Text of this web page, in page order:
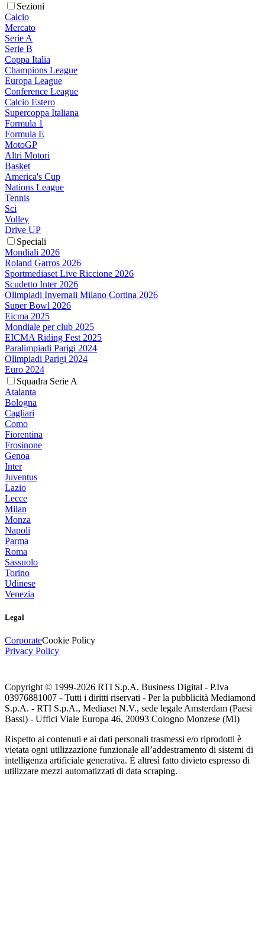
Sezioni
Calcio
Mercato
Serie A
Serie B
Coppa Italia
Champions League
Europa League
Conference League
Calcio Estero
Supercoppa Italiana
Formula 1
Formula E
MotoGP
Altri Motori
Basket
America's Cup
Nations League
Tennis
Sci
Volley
Drive UP
Speciali
Mondiali 2026
Roland Garros 2026
Sportmediaset Live Riccione 2026
Scudetto Inter 2026
Olimpiadi Invernali Milano Cortina 2026
Super Bowl 2026
Eicma 2025
Mondiale per club 2025
EICMA Riding Fest 2025
Paralimpiadi Parigi 2024
Olimpiadi Parigi 2024
Euro 2024
Squadra Serie A
Atalanta
Bologna
Cagliari
Como
Fiorentina
Frosinone
Genoa
Inter
Juventus
Lazio
Lecce
Milan
Monza
Napoli
Parma
Roma
Sassuolo
Torino
Udinese
Venezia
Legal
CorporateCookie Policy
Privacy Policy
Copyright © 1999-2026 RTI S.p.A. Business Digital - P.Iva
03976881007 - Tutti i diritti riservati - Per la pubblicità Mediamond
S.p.A. - RTI S.p.A., Mediaset N.V., sede legale Amsterdam (Paesi
Bassi) - Uffici Viale Europa 46, 20093 Cologno Monzese (MI)
Rispetto ai contenuti e ai dati personali trasmessi e/o riprodotti è
vietata ogni utilizzazione funzionale all’addestramento di sistemi di
intelligenza artificiale generativa. È altresì fatto divieto espresso di
utilizzare mezzi automatizzati di data scraping.